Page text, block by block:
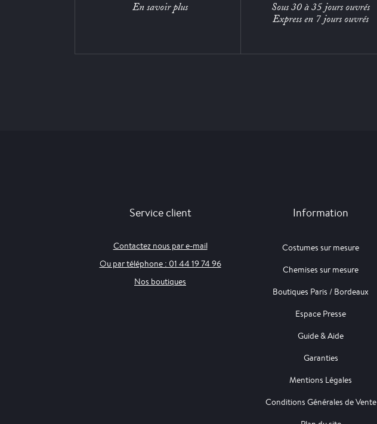
En savoir plus
Sous 30 à 35 jours ouvrés
Express en 7 jours ouvrés
Service client
Contactez nous par e-mail
Ou par téléphone : 01 44 19 74 96
Nos boutiques
Information
Costumes sur mesure
Chemises sur mesure
Boutiques Paris / Bordeaux
Espace Presse
Guide & Aide
Garanties
Mentions Légales
Conditions Générales de Vente